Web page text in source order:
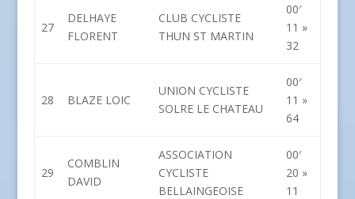
27
DELHAYE
FLORENT
CLUB CYCLISTE
THUN ST MARTIN
00′
11 »
32
28 BLAZE LOIC
UNION CYCLISTE
SOLRE LE CHATEAU
00′
11 »
64
29
COMBLIN
DAVID
ASSOCIATION
CYCLISTE
BELLAINGEOISE
00′
20 »
11